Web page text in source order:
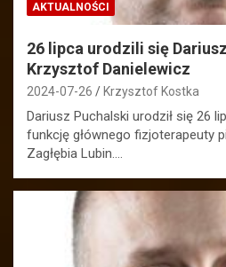
AKTUALNOŚCI
26 lipca urodzili się
Krzysztof Danielewicz
2024-07-26 Krzysztof Kostka
Dariusz Puchalski urodził się 26
funkcję głównego fizjoterapeuty
Zagłębia Lubin.…